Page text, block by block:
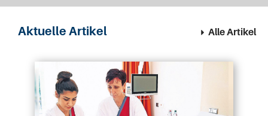
Aktuelle Artikel Alle Artikel